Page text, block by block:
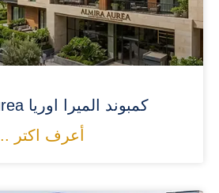
كمبوند الميرا اوريا almira aurea
أعرف اكتر ..